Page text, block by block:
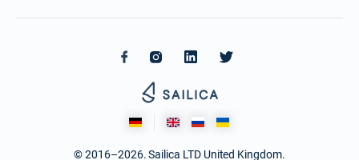
© 2016–2026. Sailica LTD United Kingdom.